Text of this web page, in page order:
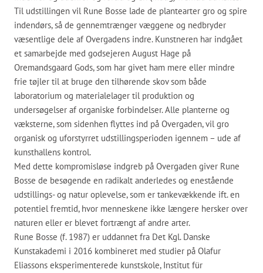
Til udstillingen vil Rune Bosse lade de plantearter gro og spire
indendørs, så de gennemtrænger væggene og nedbryder
væsentlige dele af Overgadens indre. Kunstneren har indgået
et samarbejde med godsejeren August Hage på
Oremandsgaard Gods, som har givet ham mere eller mindre
frie tøjler til at bruge den tilhørende skov som både
laboratorium og materialelager til produktion og
undersøgelser af organiske forbindelser. Alle planterne og
væksterne, som sidenhen flyttes ind på Overgaden, vil gro
organisk og uforstyrret udstillingsperioden igennem – ude af
kunsthallens kontrol.
Med dette kompromisløse indgreb på Overgaden giver Rune
Bosse de besøgende en radikalt anderledes og enestående
udstillings- og natur oplevelse, som er tankevækkende ift. en
potentiel fremtid, hvor menneskene ikke længere hersker over
naturen eller er blevet fortrængt af andre arter.
Rune Bosse (f. 1987) er uddannet fra Det Kgl. Danske
Kunstakademi i 2016 kombineret med studier på Olafur
Eliassons eksperimenterede kunstskole, Institut für